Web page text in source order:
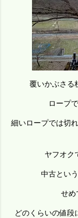
覆いかぶさる
ロープ
細いロープでは切
ヤフオク
中古とい
せめ
どのくらいの値段